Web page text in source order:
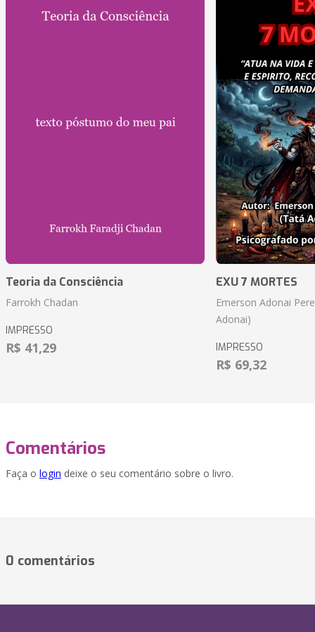
Teoria da Consciência
Farrokh Chadan
IMPRESSO
R$ 41,29
EXU 7 MORTES
Emerson Adonai
Adonai)
IMPRESSO
R$ 69,32
Comentários
Faça o login deixe o seu comentário sobre o livro.
0 comentários